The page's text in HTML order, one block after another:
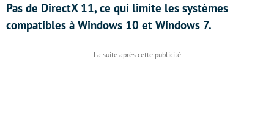
Pas de DirectX 11, ce qui limite les systèmes
compatibles à Windows 10 et Windows 7.